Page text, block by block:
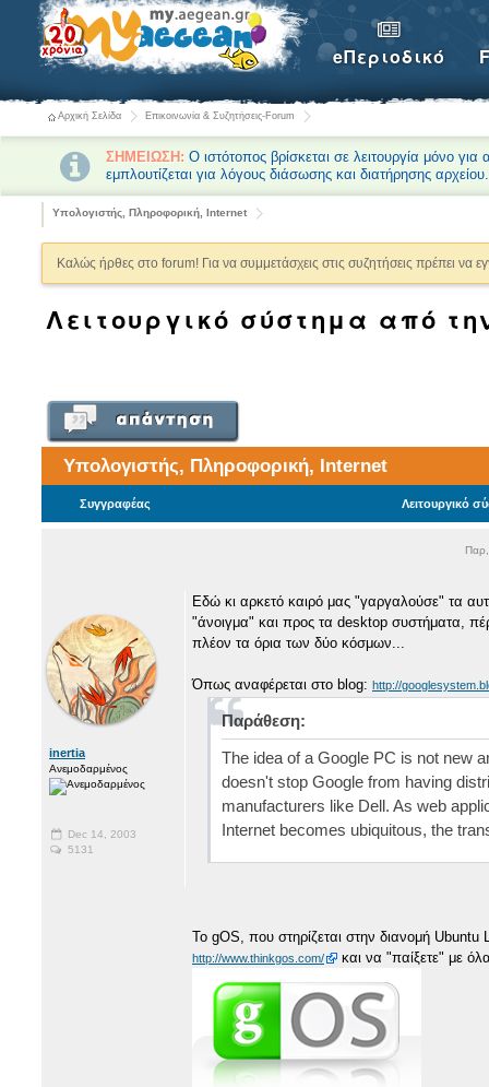
eΠεριοδικό
Αρχική Σελίδα Επικοινωνία & Συζητήσεις-Forum
ΣΗΜΕΙΩΣΗ: Ο ιστότοπος βρίσκεται σε λειτουργία μόνο
εμπλουτίζεται για λόγους διάσωσης και διατήρησης αρχείου.
Υπολογιστής, Πληροφορική, Internet
Καλώς ήρθες στο forum! Για να συμμετάσχεις στις συζητήσεις πρέπει να
Λειτουργικό σύστημα από
Υπολογιστής, Πληροφορική, Internet
Συγγραφέας Λειτουργικό
inertia
Ανεμοδαρμένος
Dec 14, 2003
5131
Εδώ κι αρκετό καιρό μας "γαργαλούσε" τα
"άνοιγμα" και προς τα desktop συστήματα,
πλέον τα όρια των δύο κόσμων...
Όπως αναφέρεται στο blog: http://
Παράθεση:
The idea of a Google PC is not new
doesn't stop Google from having
manufacturers like Dell. As web
Internet becomes ubiquitous, the
To gOS, που στηρίζεται στην διανομή
http://www.thinkgos.com/ και να "παίξετε" με